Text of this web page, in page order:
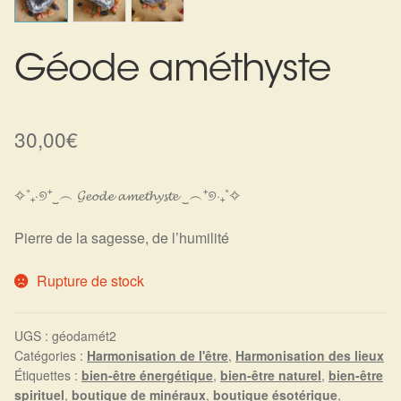
Harmonisation de l’être
Harmonisation des lieux
Ésotérisme : les pratiques spirituelles du monde invisible
Géode améthyste
30,00€
✧˚₊‧୭⁺‿︵ 𝓖𝓮𝓸𝓭𝓮 𝓪𝓶𝓮𝓽𝓱𝔂𝓼𝓽𝓮 ‿︵⁺୭‧₊˚✧
Pierre de la sagesse, de l’humilité
Rupture de stock
UGS : géodamét2
Catégories : Harmonisation de l'être, Harmonisation des lieux
Étiquettes : bien-être énergétique, bien-être naturel, bien-être
spirituel, boutique de minéraux, boutique ésotérique,